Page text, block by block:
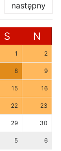
następny
S N
1 2
8 9
15 16
22 23
29 30
5 6